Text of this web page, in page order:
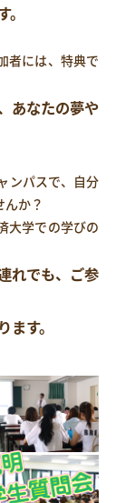
者には、特典で
あなたの夢や
ンパスで、自分
か？
大学での学びの
れでも、ご参
す。